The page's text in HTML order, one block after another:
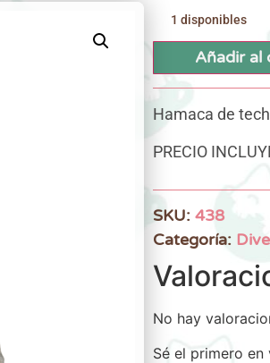
1 disponibles
Añadir al
Hamaca de
PRECIO
SKU: 438
Categoría:
No hay
Sé el primero en